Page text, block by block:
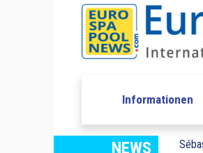
Informationen
NEWS